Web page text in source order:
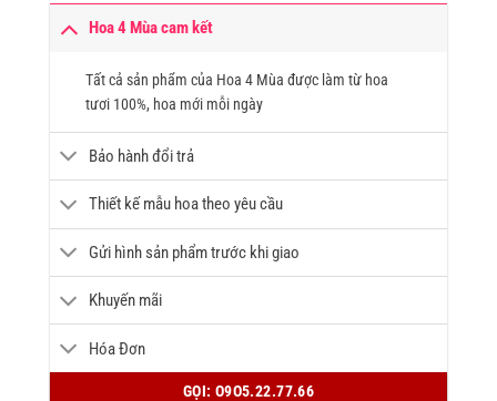
Hoa 4 Mùa cam kết
Tất cả sản phẩm của Hoa 4 Mùa được làm từ hoa
tươi 100%, hoa mới mỗi ngày
Bảo hành đổi trả
Thiết kế mẫu hoa theo yêu cầu
Gửi hình sản phẩm trước khi giao
Khuyến mãi
Hóa Đơn
GỌI: O9O5.22.77.66